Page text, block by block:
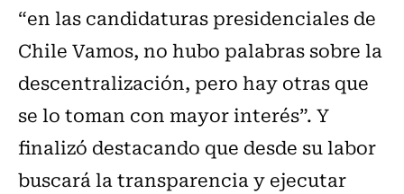
“en las candidaturas presidenciales de
Chile Vamos, no hubo palabras sobre la
descentralización, pero hay otras que
se lo toman con mayor interés”. Y
finalizó destacando que desde su labor
buscará la transparencia y ejecutar